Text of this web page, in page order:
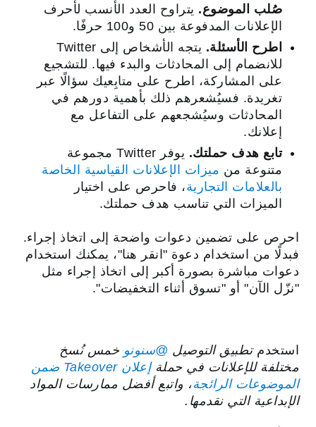
صُلب الموضوع. يتراوح العدد الأنسب لأحرف
الإعلانات المدفوعة بين 50 و100 حرفًا.
اطرح الأسئلة.
يتجه الأشخاص إلى Twitter
للانضمام إلى المحادثات والبدء فيها. للتشجيع
على المشاركة، اطرح على متابِعيك سؤالًا عبر
تغريدة. فسيُشعرهم ذلك بأهمية دورهم في
المحادثات وسيُشجعهم على التفاعل مع
إعلانك.
تابع هدف حملتك.
يوفر Twitter مجموعة
متنوعة من ميزات الإعلانات القياسية الخاصة
بالعلامات التجارية، فاحرص على اختيار
الميزات التي تناسب هدف حملتك.
احرص على تضمين دعوات واضحة إلى اتخاذ إجراء.
فبدلًا من استخدام دعوة "انقر هنا"، يمكنك استخدام
دعوات مباشرة بصورة أكبر إلى اتخاذ إجراء مثل
"نزّل الآن" أو "تسوق أثناء التخفيضات".
استخدمتطبيق التوصيل
خمس نُسخ
مختلفة للإعلانات في حملة
إعلان Takeover ضمن
الموضوعات الرائجة، واتبع أفضل ممارسات المواد
الإبداعية التي نقدمها.